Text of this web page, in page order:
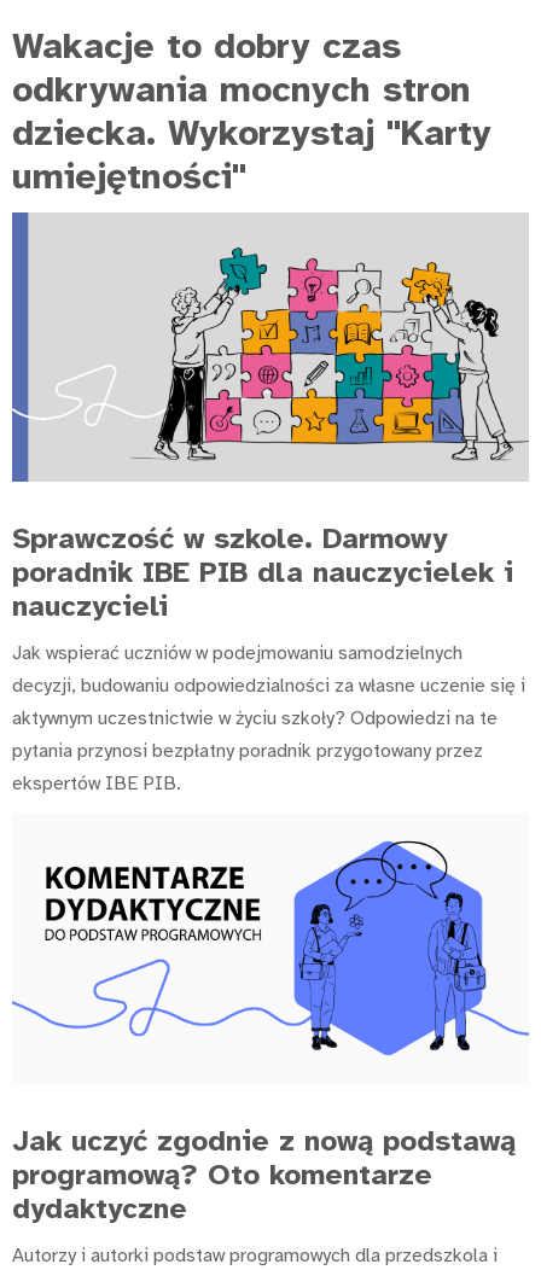
Wakacje to dobry czas
odkrywania mocnych stron
dziecka. Wykorzystaj "Karty
umiejętności"
Sprawczość w szkole. Darmowy
poradnik IBE PIB dla nauczycielek i
nauczycieli
Jak wspierać uczniów w podejmowaniu samodzielnych
decyzji, budowaniu odpowiedzialności za własne uczenie się i
aktywnym uczestnictwie w życiu szkoły? Odpowiedzi na te
pytania przynosi bezpłatny poradnik przygotowany przez
ekspertów IBE PIB.
Jak uczyć zgodnie z nową podstawą
programową? Oto komentarze
dydaktyczne
Autorzy i autorki podstaw programowych dla przedszkola i